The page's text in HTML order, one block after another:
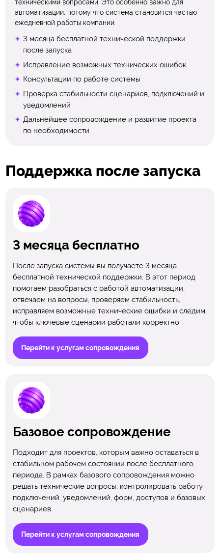
техническими вопросами. Это особенно важно для
автоматизации, потому что система становится частью
ежедневной работы компании.
3 месяца бесплатной технической поддержки
после запуска
Исправление возможных технических ошибок
Консультации по работе системы
Проверка стабильности сценариев, подключений и
уведомлений
Дальнейшее сопровождение и развитие проекта
по необходимости
Поддержка после запуска
3 месяца бесплатно
После запуска системы вы получаете 3 месяца
бесплатной технической поддержки. В этот период
помогаем разобраться с работой автоматизации,
отвечаем на вопросы, проверяем стабильность,
исправляем возможные технические ошибки и следим,
чтобы ключевые сценарии работали корректно.
Перейти к услугам сопровождения
Базовое сопровождение
Подходит для проектов, которым важно оставаться в
стабильном рабочем состоянии после бесплатного
периода. В рамках базового сопровождения можно
решать технические вопросы, контролировать работу
подключений, уведомлений, форм, доступов и базовых
сценариев.
Перейти к услугам сопровождения